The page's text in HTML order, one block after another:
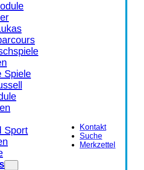
Spiele
Sport
Kontakt
Suche
Merkzettel